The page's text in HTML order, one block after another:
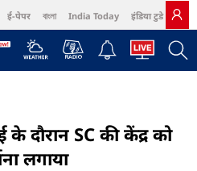
ई-पेपर বাংলা India Today इंडिया टुडे हिंदी
Harper's Bazaar Northeast
दौरान SC की केंद्र को
लगाया